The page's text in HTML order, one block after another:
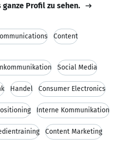
ganze Profil zu sehen.
Content
Social Media
Handel Consumer Electronics
Interne Kommunikation
Content Marketing